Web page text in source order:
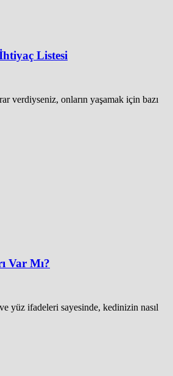
Listesi
verdiyseniz, onların yaşamak için bazı
Var Mı?
yüz ifadeleri sayesinde, kedinizin nasıl